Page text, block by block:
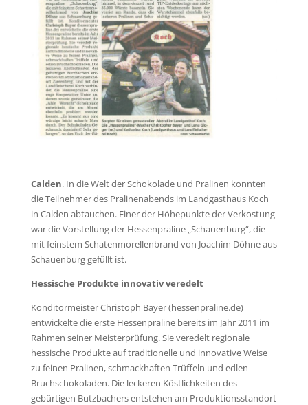
Calden. In die Welt der Schokolade und Pralinen konnten
die Teilnehmer des Pralinenabends im Landgasthaus Koch
in Calden abtauchen. Einer der Höhepunkte der Verkostung
war die Vorstellung der Hessenpraline „Schauenburg“, die
mit feinstem Schatenmorellenbrand von Joachim Döhne aus
Schauenburg gefüllt ist.
Hessische Produkte innovativ veredelt
Konditormeister Christoph Bayer (hessenpraline.de)
entwickelte die erste Hessenpraline bereits im Jahr 2011 im
Rahmen seiner Meisterprüfung. Sie veredelt regionale
hessische Produkte auf traditionelle und innovative Weise
zu feinen Pralinen, schmackhaften Trüffeln und edlen
Bruchschokoladen. Die leckeren Köstlichkeiten des
gebürtigen Butzbachers entstehen am Produktionsstandort